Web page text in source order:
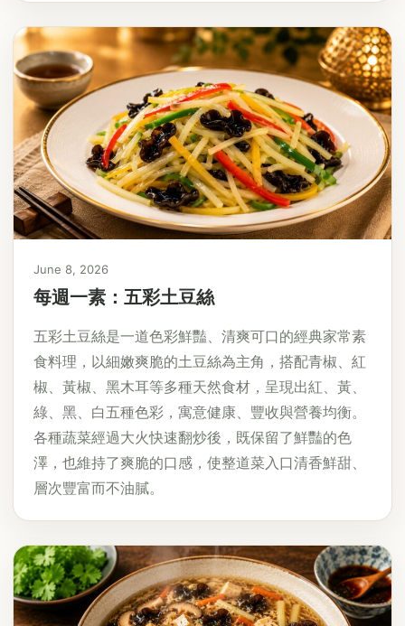
June 8, 2026
每週一素：五彩土豆絲
五彩土豆絲是一道色彩鮮豔、清爽可口的經典家常素
食料理，以細嫩爽脆的土豆絲為主角，搭配青椒、紅
椒、黃椒、黑木耳等多種天然食材，呈現出紅、黃、
綠、黑、白五種色彩，寓意健康、豐收與營養均衡。
各種蔬菜經過大火快速翻炒後，既保留了鮮豔的色
澤，也維持了爽脆的口感，使整道菜入口清香鮮甜、
層次豐富而不油膩。